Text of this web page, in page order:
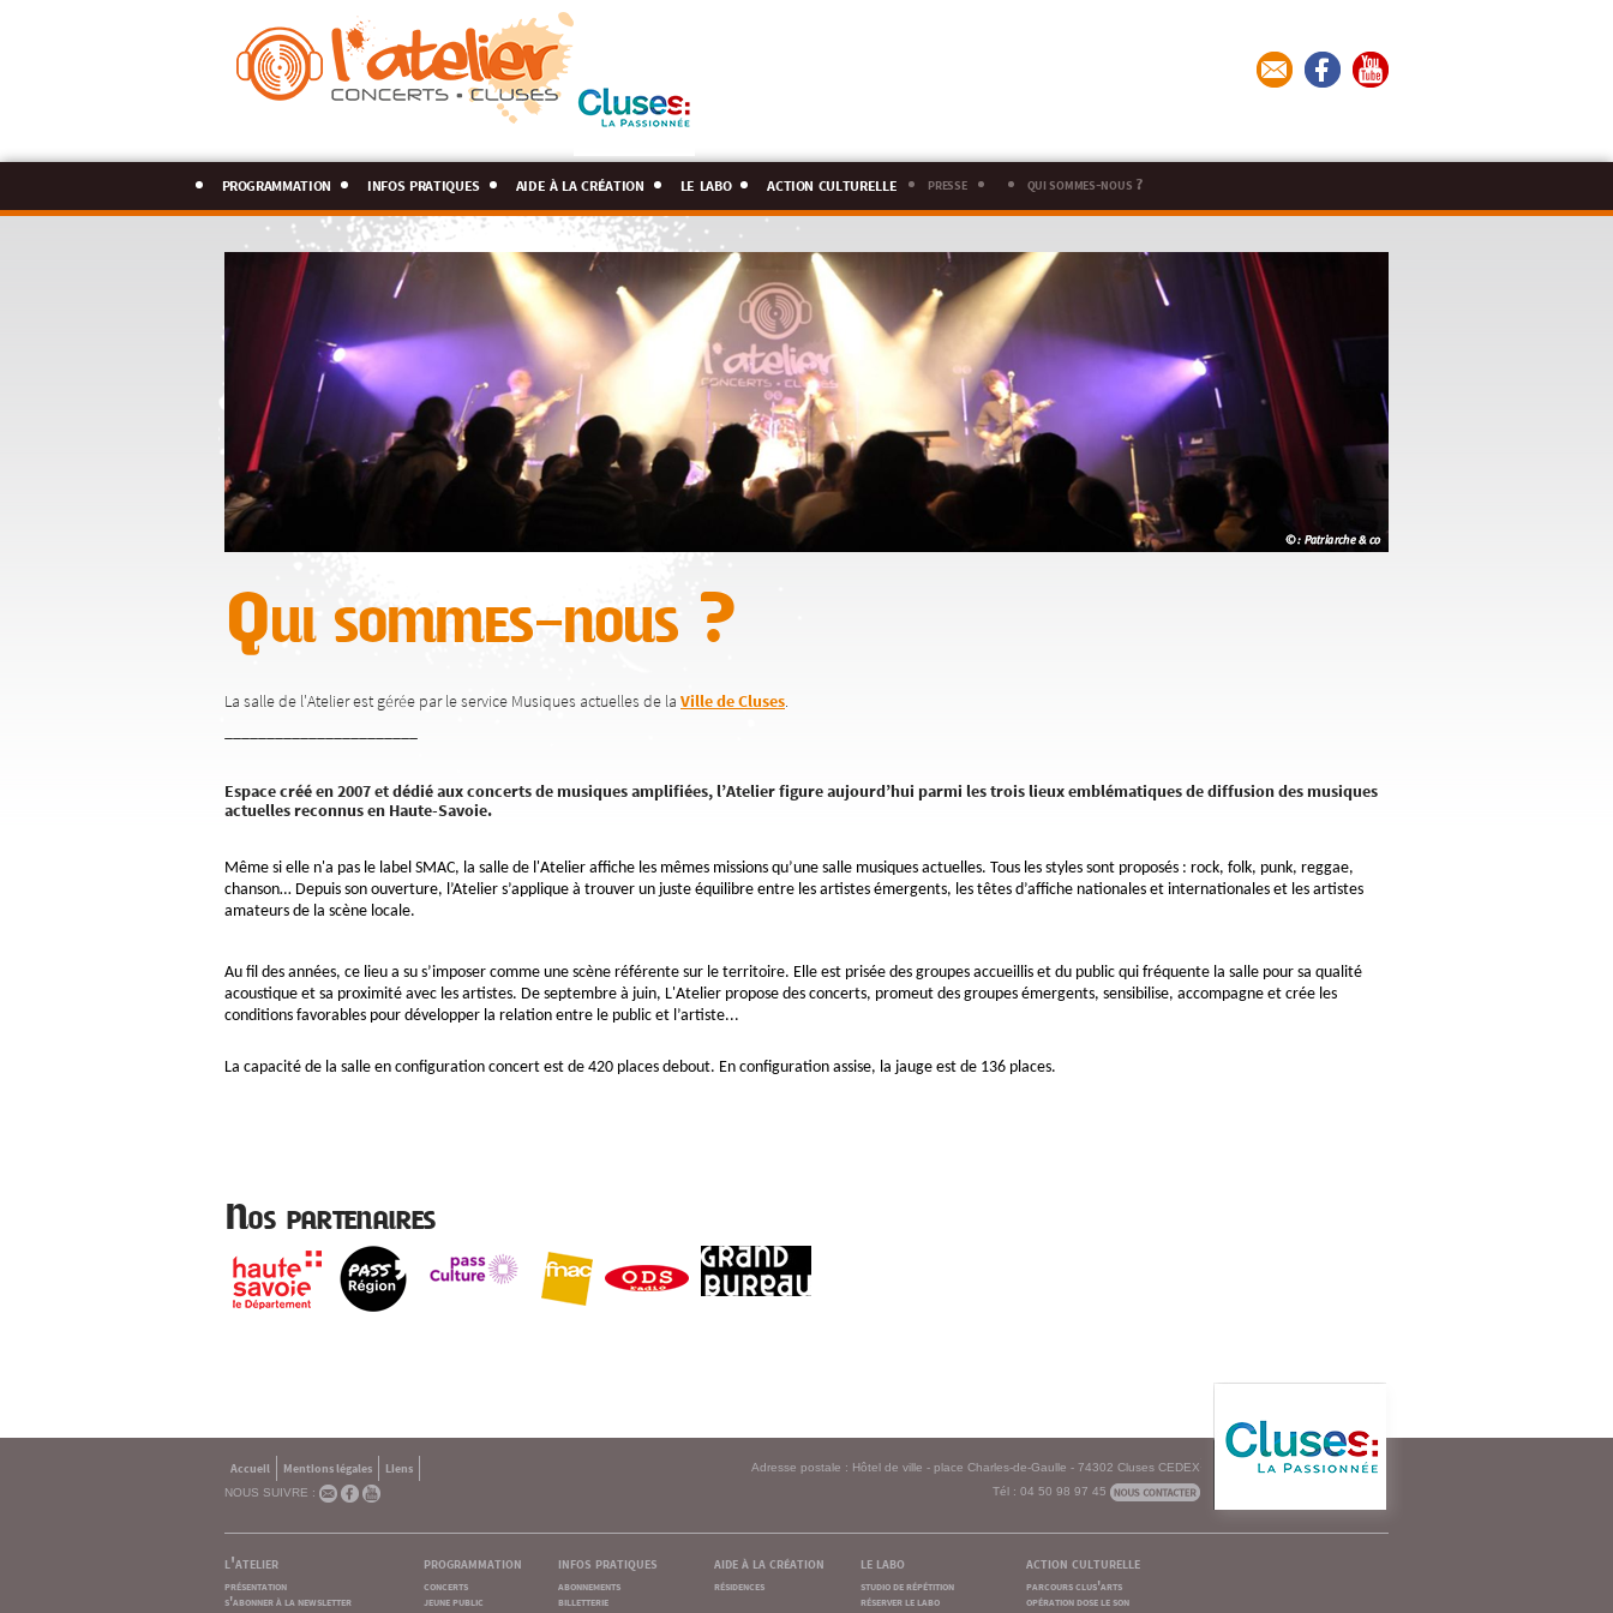
programmation infos pratiques aide à la création le labo action culturelle presse qui sommes-nous ?
Qui sommes-nous ?
La salle de l'Atelier est gérée par le service Musiques actuelles de la Ville de Cluses
Espace créé en 2007 et dédié aux concerts de musiques amplifiées, l’Atelier figure aujourd’hui parmi les trois lieux emblématiques de diffusion des musiques
actuelles reconnus en Haute-Savoie.
Même si elle n'a pas le label SMAC, la salle de l'Atelier affiche les mêmes missions qu’une salle musiques actuelles. Tous les styles sont proposés : rock, folk, punk, reggae,
chanson… Depuis son ouverture, l’Atelier s’applique à trouver un juste équilibre entre les artistes émergents, les têtes d’affiche nationales et internationales et les artistes
amateurs de la scène locale.
Au fil des années, ce lieu a su s’imposer comme une scène référente sur le territoire. Elle est prisée des groupes accueillis et du public qui fréquente la salle pour sa qualité
acoustique et sa proximité avec les artistes. De septembre à juin, L'Atelier propose des concerts, promeut des groupes émergents, sensibilise, accompagne et crée les
conditions favorables pour développer la relation entre le public et l’artiste...
La capacité de la salle en configuration concert est de 420 places debout. En configuration assise, la jauge est de 136 places.
Nos partenaires
Accueil Mentions légales
Liens
NOUS SUIVRE :
Adresse postale : Hôtel de ville - place Charles-de-Gaulle - 74302 Cluses CEDEX
Tél : 04 50 98 97 45
l'atelier
présentation
s'abonner à la newsletter
programmation
concerts
jeune public
infos pratiques
abonnements
billetterie
aide à la création
résidences
le labo
studio de répétition
réserver le labo
action culturelle
parcours clus'arts
opération dose le son